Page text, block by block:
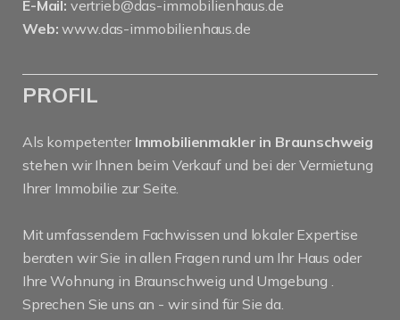
E-Mail: vertrieb@das-immobilienhaus.de
Web: www.das-immobilienhaus.de
PROFIL
Als kompetenter Immobilienmakler in Braunschweig
stehen wir Ihnen beim Verkauf und bei der Vermietung
Ihrer Immobilie zur Seite.
Mit umfassendem Fachwissen und lokaler Expertise
beraten wir Sie in allen Fragen rund um Ihr Haus oder
Ihre Wohnung in Braunschweig und Umgebung .
Sprechen Sie uns an - wir sind für Sie da.